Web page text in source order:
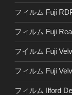
フィルム Fuji
フィルム Fuji
フイルム Fuji
フィルム Fuji
フィルム Ilford